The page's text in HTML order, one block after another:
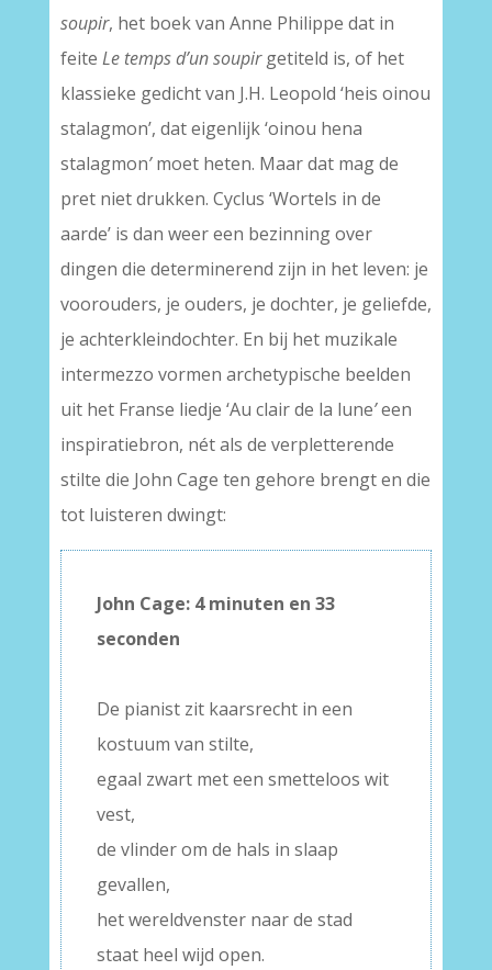
soupir, het boek van Anne Philippe dat in
feite Le temps d’un soupirgetiteld is, of het
klassieke gedicht van J.H. Leopold ‘heis oinou
stalagmon’, dat eigenlijk ‘oinou hena
stalagmon’moet heten. Maar dat mag de
pret niet drukken. Cyclus ‘Wortels in de
aarde’ is dan weer een bezinning over
dingen die determinerend zijn in het leven: je
voorouders, je ouders, je dochter, je geliefde,
je achterkleindochter. En bij het muzikale
intermezzo vormen archetypische beelden
uit het Franse liedje ‘Au clair de la lune’een
inspiratiebron, nét als de verpletterende
stilte die John Cage ten gehore brengt en die
tot luisteren dwingt:
John Cage: 4 minuten en 33
seconden
De pianist zit kaarsrecht in een
kostuum van stilte,
egaal zwart met een smetteloos wit
vest,
de vlinder om de hals in slaap
gevallen,
het wereldvenster naar de stad
staat heel wijd open.